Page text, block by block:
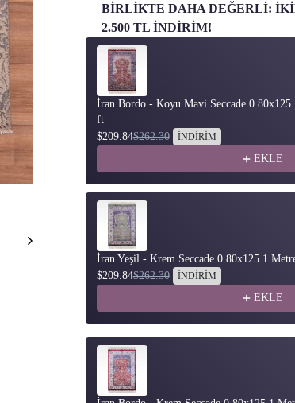
BİRLİKTE DAHA DEĞERLİ:
2.500 TL İNDİRİM!
Use the Previous and Next buttons to
İran Bordo - Koyu Mavi Seccade 0.80x125
ft
$209.84$262.30 İNDİRİM
EKLE
İran Yeşil - Krem Seccade 0.80x125 1
$209.84$262.30 İNDİRİM
EKLE